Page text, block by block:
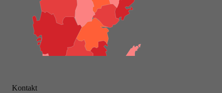
Kontakt